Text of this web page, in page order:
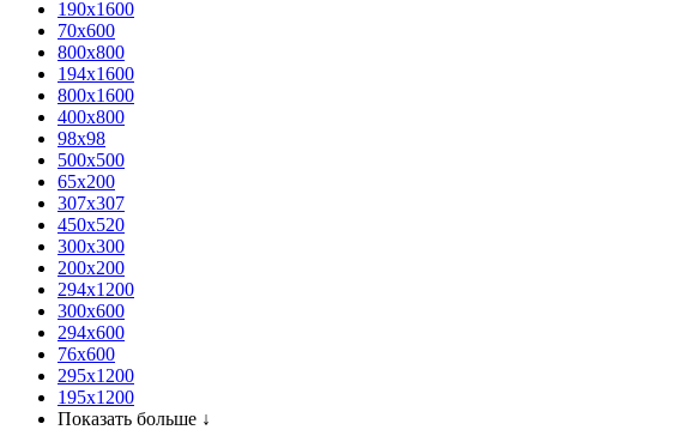
190x1600
70x600
800x800
194x1600
800x1600
400х800
98x98
500x500
65x200
307x307
450x520
300x300
200x200
294x1200
300x600
294x600
76х600
295х1200
195х1200
Показать больше ↓